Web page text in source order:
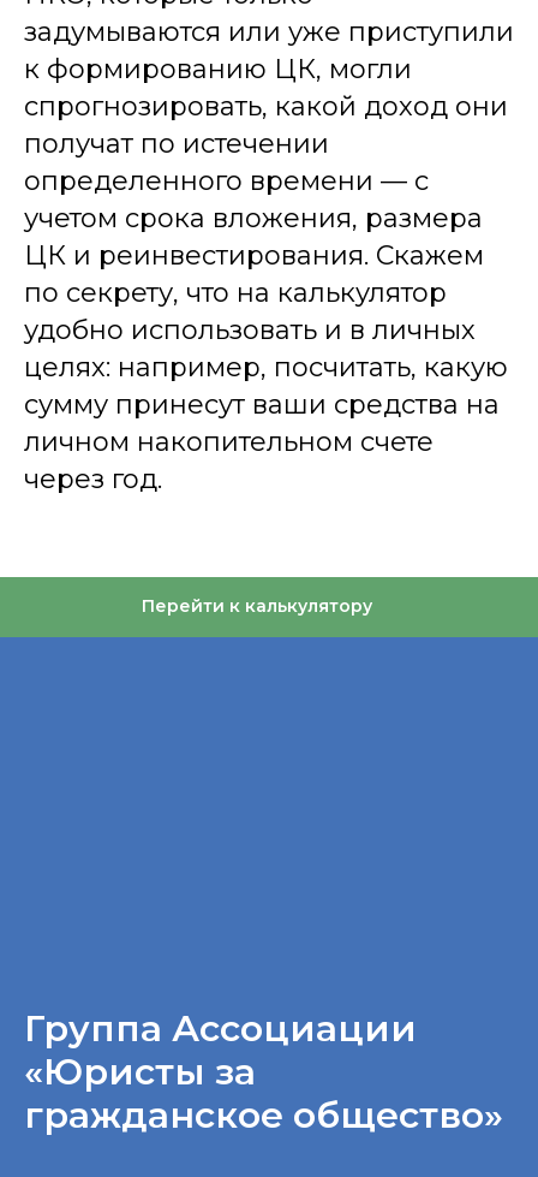
задумываются или уже приступили
к формированию ЦК, могли
спрогнозировать, какой доход они
получат по истечении
определенного времени — с
учетом срока вложения, размера
ЦК и реинвестирования. Скажем
по секрету, что на калькулятор
удобно использовать и в личных
целях: например, посчитать, какую
сумму принесут ваши средства на
личном накопительном счете
через год.
Перейти к калькулятору
Группа Ассоциации
«Юристы за
гражданское общество»
Клиентам
Контакты
Материалы
С 10:00 до 18:00
по московскому
Г. Москва, ул.
Павла Андреева,
+7 (499) 686-13-19
@lawteamrussia
info@ngo-law.ru
Правовая команда